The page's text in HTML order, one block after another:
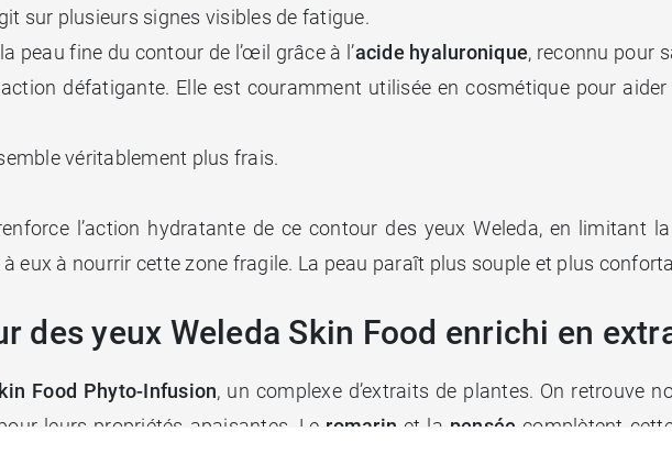
sur plusieurs signes visibles de fatigue.
la peau fine du contour de l’œil grâce à l’acide hyaluronique, reconnu pour
défatigante. Elle est couramment utilisée en cosmétique pour aider
véritablement plus frais.
l’action hydratante de ce contour des yeux Weleda, en limitant
eux à nourrir cette zone fragile. La peau paraît plus souple et plus
des yeux Weleda Skin Food enrichi en
Food Phyto-Infusion, un complexe d’extraits de plantes. On retrouve
leurs propriétés apaisantes. Le romarin et la pensée complètent
est composée d’ingrédients 100 % d’origine naturelle. Elle est